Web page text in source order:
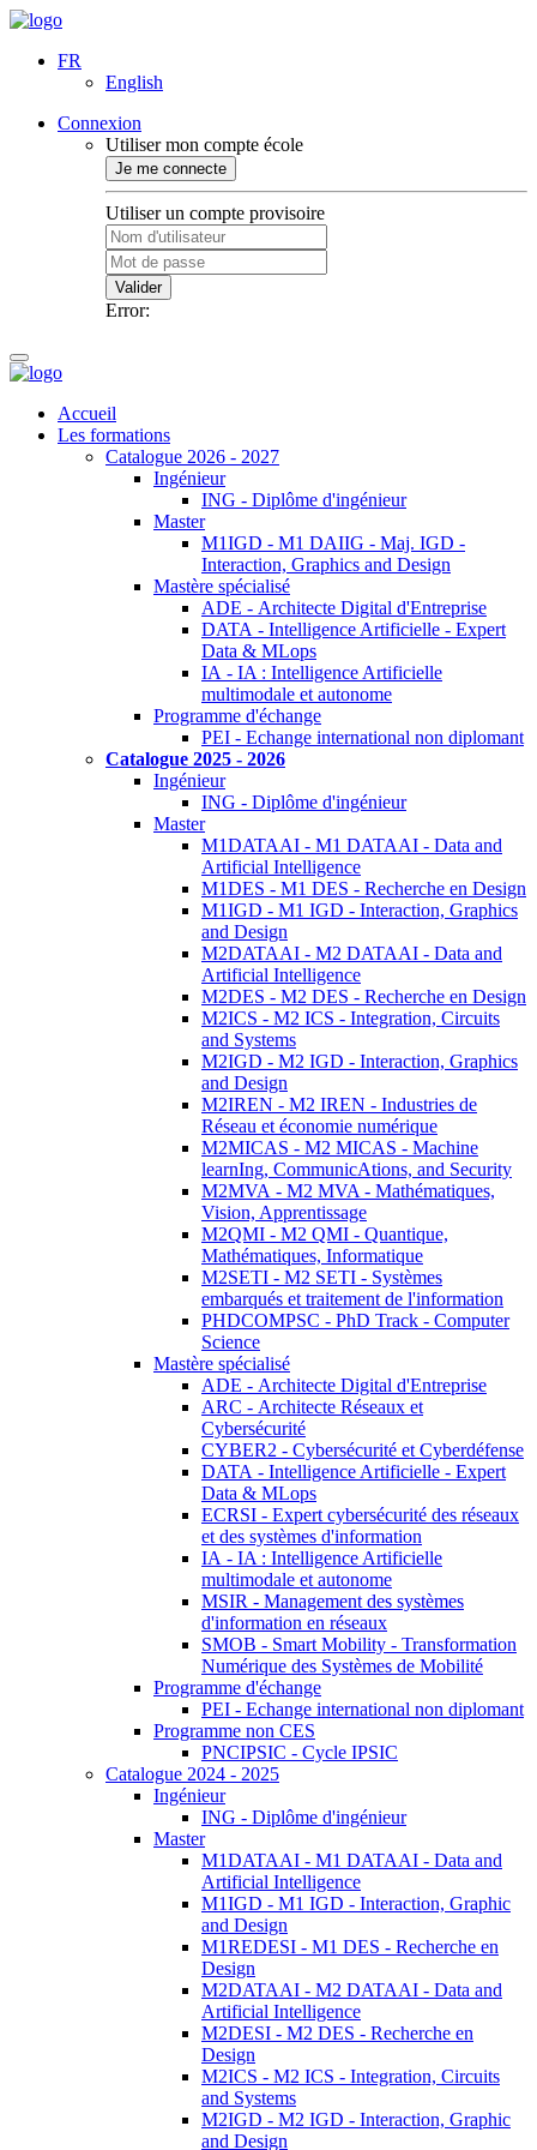
FR
English
Connexion
Utiliser mon compte école
Je me connecte
Utiliser un compte provisoire
Valider
Error:
Accueil
Les formations
Catalogue 2026 - 2027
Ingénieur
ING - Diplôme d'ingénieur
Master
M1IGD - M1 DAIIG - Maj. IGD -
Interaction, Graphics and Design
Mastère spécialisé
ADE - Architecte Digital d'Entreprise
DATA - Intelligence Artificielle - Expert
Data & MLops
IA - IA : Intelligence Artificielle
multimodale et autonome
Programme d'échange
PEI - Echange international non diplomant
Catalogue 2025 - 2026
Ingénieur
ING - Diplôme d'ingénieur
Master
M1DATAAI - M1 DATAAI - Data and
Artificial Intelligence
M1DES - M1 DES - Recherche en Design
M1IGD - M1 IGD - Interaction, Graphics
and Design
M2DATAAI - M2 DATAAI - Data and
Artificial Intelligence
M2DES - M2 DES - Recherche en Design
M2ICS - M2 ICS - Integration, Circuits
and Systems
M2IGD - M2 IGD - Interaction, Graphics
and Design
M2IREN - M2 IREN - Industries de
Réseau et économie numérique
M2MICAS - M2 MICAS - Machine
learnIng, CommunicAtions, and Security
M2MVA - M2 MVA - Mathématiques,
Vision, Apprentissage
M2QMI - M2 QMI - Quantique,
Mathématiques, Informatique
M2SETI - M2 SETI - Systèmes
embarqués et traitement de l'information
PHDCOMPSC - PhD Track - Computer
Science
Mastère spécialisé
ADE - Architecte Digital d'Entreprise
ARC - Architecte Réseaux et
Cybersécurité
CYBER2 - Cybersécurité et Cyberdéfense
DATA - Intelligence Artificielle - Expert
Data & MLops
ECRSI - Expert cybersécurité des réseaux
et des systèmes d'information
IA - IA : Intelligence Artificielle
multimodale et autonome
MSIR - Management des systèmes
d'information en réseaux
SMOB - Smart Mobility - Transformation
Numérique des Systèmes de Mobilité
Programme d'échange
PEI - Echange international non diplomant
Programme non CES
PNCIPSIC - Cycle IPSIC
Catalogue 2024 - 2025
Ingénieur
ING - Diplôme d'ingénieur
Master
M1DATAAI - M1 DATAAI - Data and
Artificial Intelligence
M1IGD - M1 IGD - Interaction, Graphic
and Design
M1REDESI - M1 DES - Recherche en
Design
M2DATAAI - M2 DATAAI - Data and
Artificial Intelligence
M2DESI - M2 DES - Recherche en
Design
M2ICS - M2 ICS - Integration, Circuits
and Systems
M2IGD - M2 IGD - Interaction, Graphic
and Design